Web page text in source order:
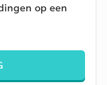
op een